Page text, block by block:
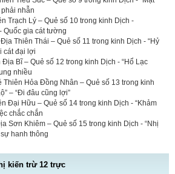
phải nhẫn
Trạch Lý – Quẻ số 10 trong kinh Dịch -
Quốc gia cát tường
Thiên Thái – Quẻ số 11 trong kinh Dịch - “Hỷ
cát đại lợi
Bĩ – Quẻ số 12 trong kinh Dịch - “Hổ Lạc
nhiều
Thiên Hỏa Đồng Nhân – Quẻ số 13 trong kinh
– “Đi đâu cũng lợi”
Đại Hữu – Quẻ số 14 trong kinh Dịch - “Khảm
chắc chắn
Sơn Khiêm – Quẻ số 15 trong kinh Dịch - “Nhị
hanh thông
kiến trừ 12 trực